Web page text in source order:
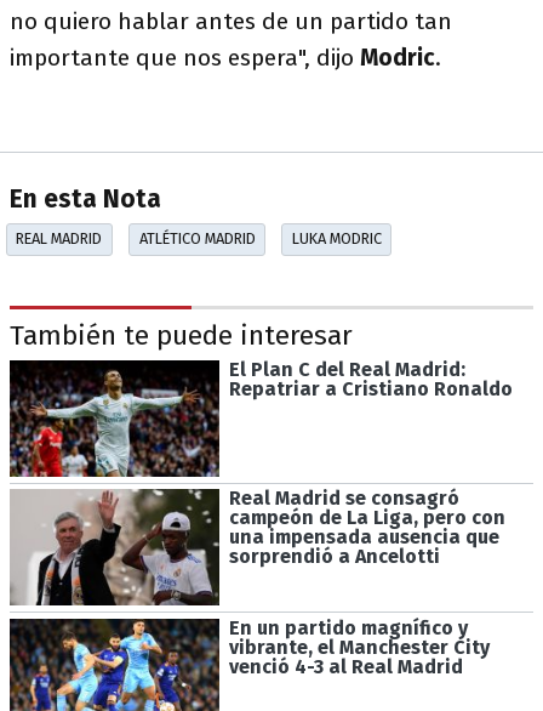
no quiero hablar antes de un partido tan
importante que nos espera", dijo Modric.
En esta Nota
REAL MADRID ATLÉTICO MADRID LUKA MODRIC
También te puede interesar
El Plan C del Real Madrid:
Repatriar a Cristiano Ronaldo
Real Madrid se consagró
campeón de La Liga, pero con
una impensada ausencia que
sorprendió a Ancelotti
En un partido magnífico y
vibrante, el Manchester City
venció 4-3 al Real Madrid